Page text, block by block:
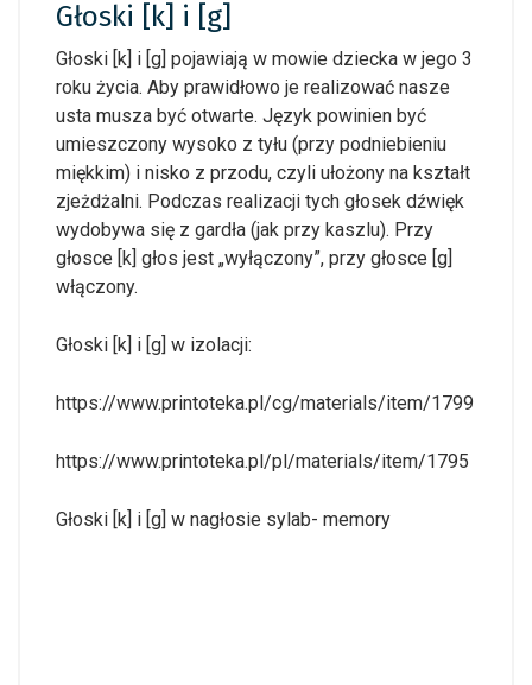
Głoski [k] i [g]
Głoski [k] i [g] pojawiają w mowie dziecka w jego 3
roku życia. Aby prawidłowo je realizować nasze
usta musza być otwarte. Język powinien być
umieszczony wysoko z tyłu (przy podniebieniu
miękkim) i nisko z przodu, czyli ułożony na kształt
zjeżdżalni. Podczas realizacji tych głosek dźwięk
wydobywa się z gardła (jak przy kaszlu). Przy
głosce [k] głos jest „wyłączony”, przy głosce [g]
włączony.
Głoski [k] i [g] w izolacji:
https://www.printoteka.pl/cg/materials/item/1799
https://www.printoteka.pl/pl/materials/item/1795
Głoski [k] i [g] w nagłosie sylab- memory